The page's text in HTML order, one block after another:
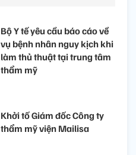
Bộ Y tế yêu cầu báo cáo về
vụ bệnh nhân nguy kịch khi
làm thủ thuật tại trung tâm
thẩm mỹ
Khởi tố Giám đốc Công ty
thẩm mỹ viện Mailisa